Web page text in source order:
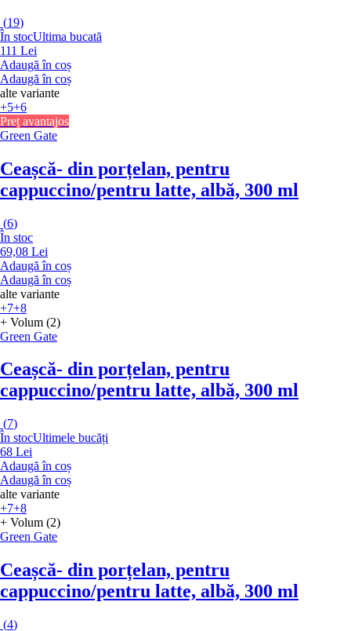
(19)
În stocUltima bucată
111 Lei
Adaugă în coș
Adaugă în coș
alte variante
+5+6
Preț avantajos
Green Gate
Ceașcă- din porțelan, pentru
cappuccino/pentru latte, albă, 300 ml
(6)
În stoc
69,08 Lei
Adaugă în coș
Adaugă în coș
alte variante
+7+8
+ Volum (2)
Green Gate
Ceașcă- din porțelan, pentru
cappuccino/pentru latte, albă, 300 ml
(7)
În stocUltimele bucăți
68 Lei
Adaugă în coș
Adaugă în coș
alte variante
+7+8
+ Volum (2)
Green Gate
Ceașcă- din porțelan, pentru
cappuccino/pentru latte, albă, 300 ml
(4)